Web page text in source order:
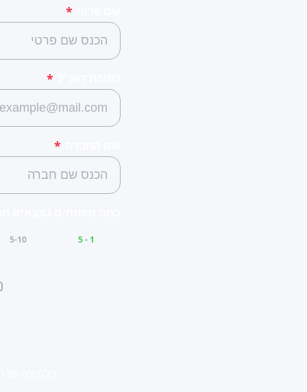
*
*
*
1 - 5
5-10